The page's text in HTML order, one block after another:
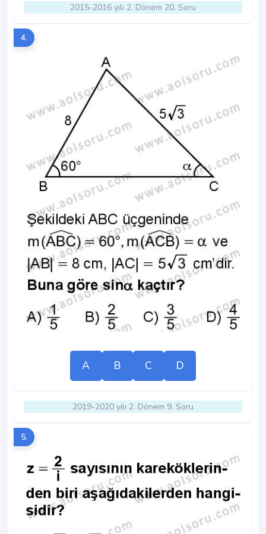
2015-2016 yılı 2. Dönem 20. Soru
4.
A B C D
2019-2020 yılı 2. Dönem 9. Soru
5.